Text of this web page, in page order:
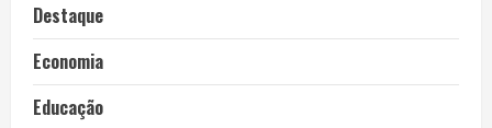
Destaque
Economia
Educação